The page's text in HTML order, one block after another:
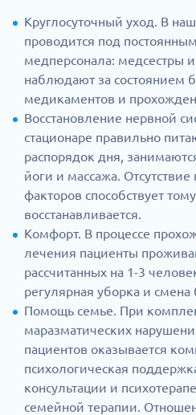
Круглосуточный уход. В
проводится под
медперсонала: медсестры
наблюдают за состоянием
медикаментов и
Восстановление нервной
стационаре правильно
распорядок дня,
йоги и массажа.
факторов способствует
восстанавливается.
Комфорт. В процессе
лечения пациенты
рассчитанных на 1-3
регулярная уборка и смена
Помощь семье. При
маразматических
пациентов оказывается
психологическая
консультации и
семейной терапии.